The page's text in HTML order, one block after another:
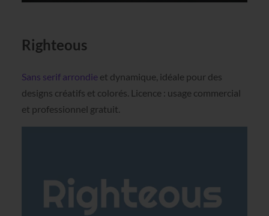
Righteous
Sans serif arrondieet dynamique, idéale pour des
designs créatifs et colorés. Licence : usage commercial
et professionnel gratuit.